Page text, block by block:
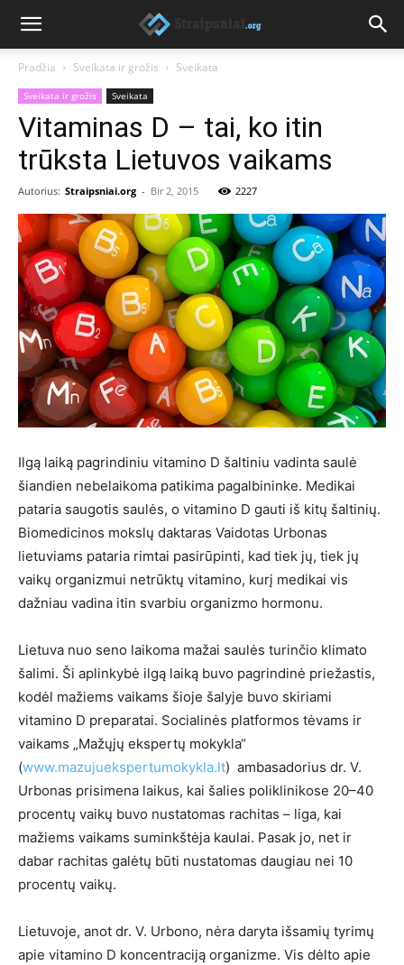
Pradžia Sveikata ir grožis Sveikata
Sveikata ir grožis Sveikata
Vitaminas D – tai, ko itin
trūksta Lietuvos vaikams
Autorius: Straipsniai.org - Bir 2, 2015 2227
Ilgą laiką pagrindiniu vitamino D šaltiniu vadinta saulė
šiandien nebelaikoma patikima pagalbininke. Medikai
pataria saugotis saulės, o vitamino D gauti iš kitų šaltinių.
Biomedicinos mokslų daktaras Vaidotas Urbonas
lietuviams pataria rimtai pasirūpinti, kad tiek jų, tiek jų
vaikų organizmui netrūktų vitamino, kurį medikai vis
dažniau vadina itin svarbiu organizmo hormonu.
Lietuva nuo seno laikoma mažai saulės turinčio klimato
šalimi. Ši aplinkybė ilgą laiką buvo pagrindinė priežastis,
kodėl mažiems vaikams šioje šalyje buvo skiriami
vitamino D preparatai. Socialinės platformos tėvams ir
vaikams „Mažųjų ekspertų mokykla“
(www.mazujuekspertumokykla.lt) ambasadorius dr. V.
Urbonas prisimena laikus, kai šalies poliklinikose 20–40
procentų vaikų buvo nustatomas rachitas – liga, kai
mažiems vaikams suminkštėja kaulai. Pasak jo, net ir
dabar rachitas galėtų būti nustatomas daugiau nei 10
procentų vaikų.
Lietuvoje, anot dr. V. Urbono, nėra daryta išsamių tyrimų
apie vitamino D koncentraciją organizme. Vis dėlto apie